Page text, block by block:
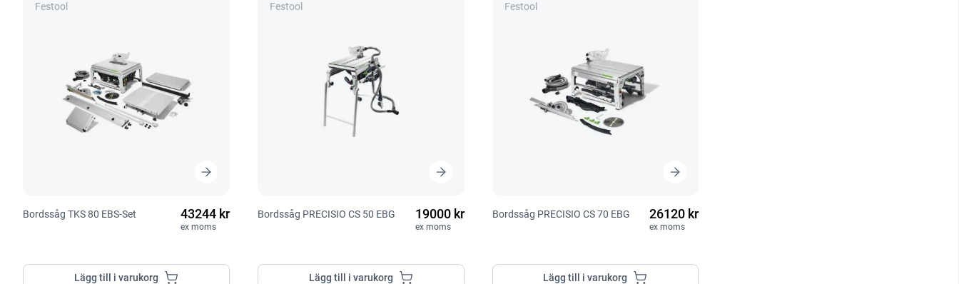
Festool
Bordssåg TKS 80 EBS-Set 43244 kr
ex moms
Lägg till i varukorg
Festool
Bordssåg PRECISIO CS 50 EBG 19000 kr
ex moms
Lägg till i varukorg
Festool
Bordssåg PRECISIO CS 70 EBG 26120 kr
ex moms
Lägg till i varukorg